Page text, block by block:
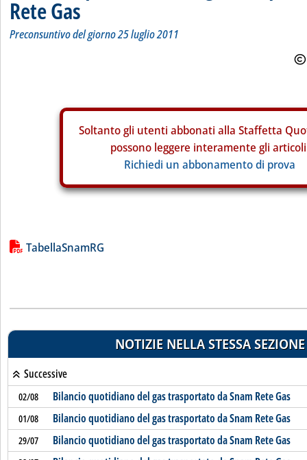
Rete Gas
Preconsuntivo del giorno 25 luglio 2011
Soltanto gli utenti abbonati alla Staffetta
possono leggere interamente gli
Richiedi un abbonamento di prova
Lista allegati PDF alla notizia
TabellaSnamRG
NOTIZIE NELLA STESSA SEZIONE
Successive
02/08 Bilancio quotidiano del gas trasportato da Snam Rete Gas
01/08 Bilancio quotidiano del gas trasportato da Snam Rete Gas
29/07 Bilancio quotidiano del gas trasportato da Snam Rete Gas